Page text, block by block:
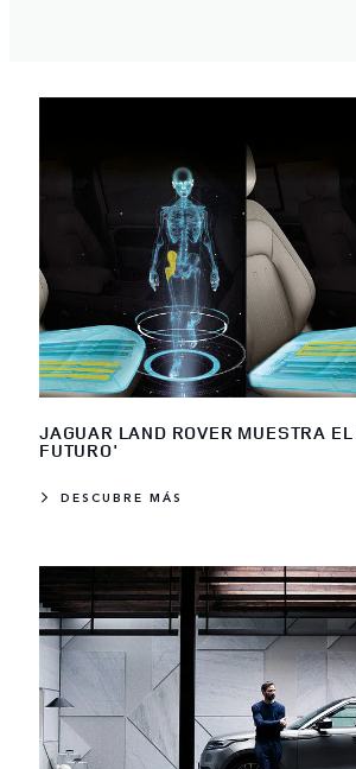
JAGUAR LAND ROVER MUESTRA
FUTURO'
DESCUBRE MÁS